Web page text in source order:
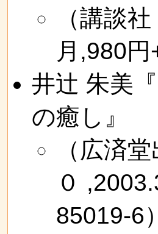
（講談
月,980
井辻 朱美
の癒し』
（広済
０
85019-6